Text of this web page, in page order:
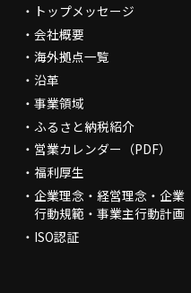
トップメッセージ
会社概要
海外拠点一覧
沿革
事業領域
ふるさと納税紹介
営業カレンダー（PDF）
福利厚生
企業理念・経営理念・企業
行動規範・事業主行動計画
ISO認証